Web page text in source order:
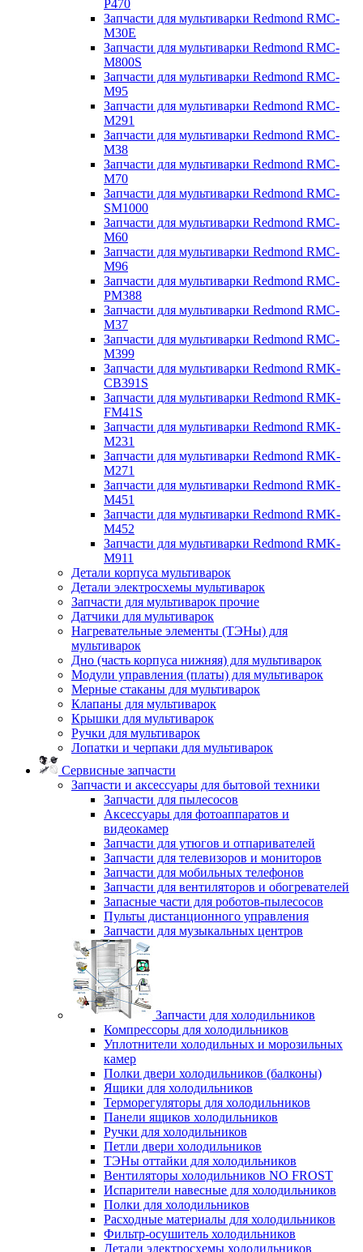
P470
Запчасти для мультиварки Redmond RMC-
M30E
Запчасти для мультиварки Redmond RMC-
M800S
Запчасти для мультиварки Redmond RMC-
M95
Запчасти для мультиварки Redmond RMC-
M291
Запчасти для мультиварки Redmond RMC-
M38
Запчасти для мультиварки Redmond RMC-
M70
Запчасти для мультиварки Redmond RMC-
SM1000
Запчасти для мультиварки Redmond RMC-
M60
Запчасти для мультиварки Redmond RMC-
M96
Запчасти для мультиварки Redmond RMC-
PM388
Запчасти для мультиварки Redmond RMC-
M37
Запчасти для мультиварки Redmond RMC-
M399
Запчасти для мультиварки Redmond RMK-
CB391S
Запчасти для мультиварки Redmond RMK-
FM41S
Запчасти для мультиварки Redmond RMK-
M231
Запчасти для мультиварки Redmond RMK-
M271
Запчасти для мультиварки Redmond RMK-
M451
Запчасти для мультиварки Redmond RMK-
M452
Запчасти для мультиварки Redmond RMK-
M911
Детали корпуса мультиварок
Детали электросхемы мультиварок
Запчасти для мультиварок прочие
Датчики для мультиварок
Нагревательные элементы (ТЭНы) для
мультиварок
Дно (часть корпуса нижняя) для мультиварок
Модули управления (платы) для мультиварок
Мерные стаканы для мультиварок
Клапаны для мультиварок
Крышки для мультиварок
Ручки для мультиварок
Лопатки и черпаки для мультиварок
Сервисные запчасти
Запчасти и аксессуары для бытовой техники
Запчасти для пылесосов
Аксессуары для фотоаппаратов и
видеокамер
Запчасти для утюгов и отпаривателей
Запчасти для телевизоров и мониторов
Запчасти для мобильных телефонов
Запчасти для вентиляторов и обогревателей
Запасные части для роботов-пылесосов
Пульты дистанционного управления
Запчасти для музыкальных центров
Запчасти для холодильников
Компрессоры для холодильников
Уплотнители холодильных и морозильных
камер
Полки двери холодильников (балконы)
Ящики для холодильников
Терморегуляторы для холодильников
Панели ящиков холодильников
Ручки для холодильников
Петли двери холодильников
ТЭНы оттайки для холодильников
Вентиляторы холодильников NO FROST
Испарители навесные для холодильников
Полки для холодильников
Расходные материалы для холодильников
Фильтр-осушитель холодильников
Детали электросхемы холодильников